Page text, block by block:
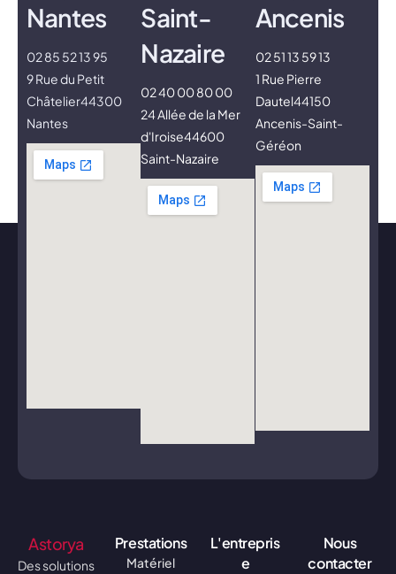
Nantes
02 85 52 13 95
9 Rue du Petit
Châtelier44300
Nantes
Saint-
Nazaire
02 40 00 80 00
24 Allée de la Mer
d'Iroise44600
Saint-Nazaire
Ancenis
02 51 13 59 13
1 Rue Pierre
Dautel44150
Ancenis-Saint-
Géréon
Astorya
Des solutions
Prestations
Matériel
L'entrepris
e
Nous
contacter